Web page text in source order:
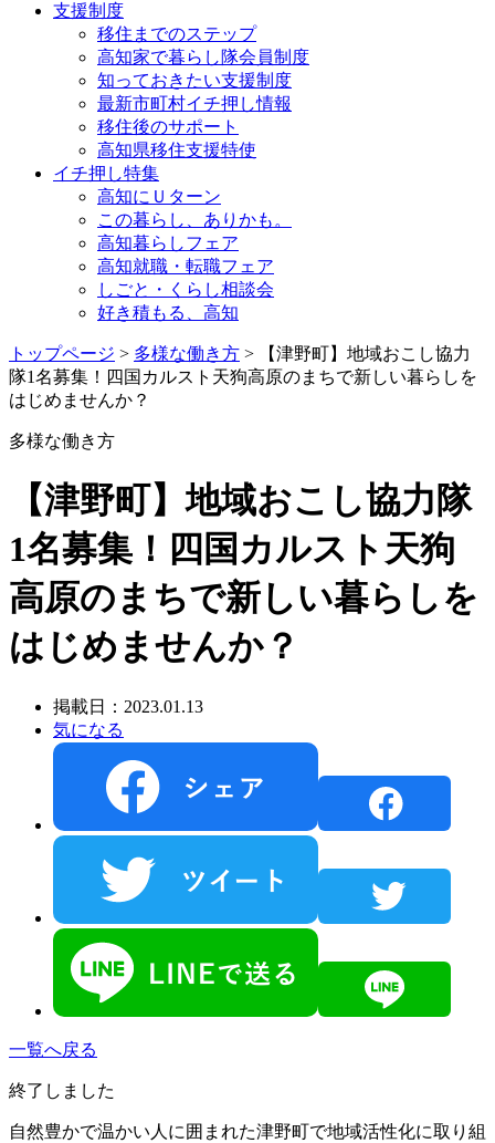
支援制度
移住までのステップ
高知家で暮らし隊会員制度
知っておきたい支援制度
最新市町村イチ押し情報
移住後のサポート
高知県移住支援特使
イチ押し特集
高知にＵターン
この暮らし、ありかも。
高知暮らしフェア
高知就職・転職フェア
しごと・くらし相談会
好き積もる、高知
トップページ > 多様な働き方 > 【津野町】地域おこし協力
隊1名募集！四国カルスト天狗高原のまちで新しい暮らしを
はじめませんか？
多様な働き方
【津野町】地域おこし協力隊
1名募集！四国カルスト天狗
高原のまちで新しい暮らしを
はじめませんか？
掲載日：2023.01.13
気になる
一覧へ戻る
終了しました
自然豊かで温かい人に囲まれた津野町で地域活性化に取り組